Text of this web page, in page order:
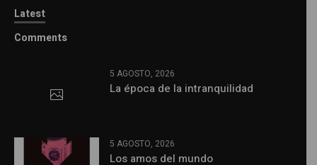
Latest
Comments
5 AGOSTO, 2026
La época de la intranquilidad
5 AGOSTO, 2026
Los amos del mundo